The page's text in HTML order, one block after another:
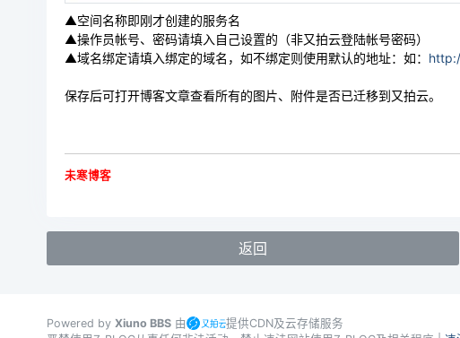
▲空间名称即刚才创建的服务名
▲操作员帐号、密码请填入自己设置的（非又拍云登陆帐号密码）
▲域名绑定请填入绑定的域名，如不绑定则使用默认的地址：如：
保存后可打开博客文章查看所有的图片、附件是否已迁移到又拍云。
未寒博客
返回
Powered by Xiuno BBS 由
提供CDN及云存储服务